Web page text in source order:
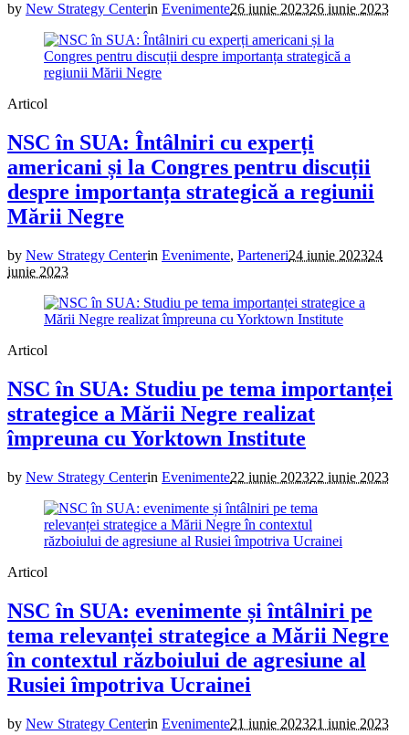
by New Strategy Centerin Evenimente26 iunie 202326 iunie 2023
Articol
NSC în SUA: Întâlniri cu experți
americani și la Congres pentru discuții
despre importanța strategică a regiunii
Mării Negre
by New Strategy Centerin Evenimente, Parteneri24 iunie 202324
iunie 2023
Articol
NSC în SUA: Studiu pe tema importanței
strategice a Mării Negre realizat
împreuna cu Yorktown Institute
by New Strategy Centerin Evenimente22 iunie 202322 iunie 2023
Articol
NSC în SUA: evenimente și întâlniri pe
tema relevanței strategice a Mării Negre
în contextul războiului de agresiune al
Rusiei împotriva Ucrainei
by New Strategy Centerin Evenimente21 iunie 202321 iunie 2023